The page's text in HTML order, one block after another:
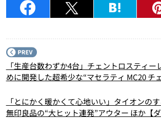
「生産台数わずか4台」チェントロスティー
めに開発した超希少な“マセラティ MC20 チ
「とにかく暖かくて心地いい」タイオンのす
無印良品の“大ヒット連発”アウター ほか【